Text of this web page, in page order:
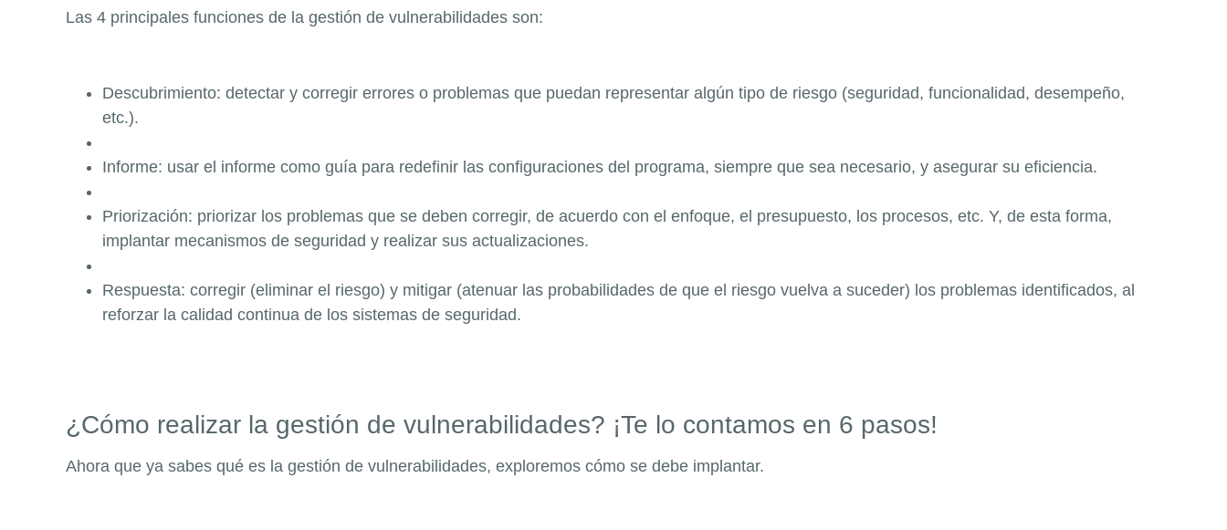
Las 4 principales funciones de la gestión de vulnerabilidades son:
Descubrimiento: detectar y corregir errores o problemas que puedan representar algún tipo de riesgo (seguridad, funcionalidad, desempeño,
etc.).
Informe: usar el informe como guía para redefinir las configuraciones del programa, siempre que sea necesario, y asegurar su eficiencia.
Priorización: priorizar los problemas que se deben corregir, de acuerdo con el enfoque, el presupuesto, los procesos, etc. Y, de esta forma,
implantar mecanismos de seguridad y realizar sus actualizaciones.
Respuesta: corregir (eliminar el riesgo) y mitigar (atenuar las probabilidades de que el riesgo vuelva a suceder) los problemas identificados, al
reforzar la calidad continua de los sistemas de seguridad.
¿Cómo realizar la gestión de vulnerabilidades? ¡Te lo contamos en 6 pasos!
Ahora que ya sabes qué es la gestión de vulnerabilidades, exploremos cómo se debe implantar.